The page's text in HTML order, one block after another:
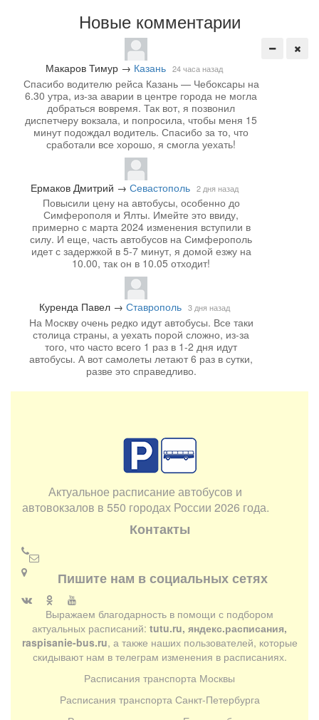
Новые комментарии
Макаров Тимур → Казань 24 часа назад
Спасибо водителю рейса Казань — Чебоксары на
6.30 утра, из-за аварии в центре города не могла
добраться вовремя. Так вот, я позвонил
диспетчеру вокзала, и попросила, чтобы меня 15
минут подождал водитель. Спасибо за то, что
сработали все хорошо, я смогла уехать!
Ермаков Дмитрий → Севастополь 2 дня назад
Повысили цену на автобусы, особенно до
Симферополя и Ялты. Имейте это ввиду,
примерно с марта 2024 изменения вступили в
силу. И еще, часть автобусов на Симферополь
идет с задержкой в 5-7 минут, я домой езжу на
10.00, так он в 10.05 отходит!
Куренда Павел→ Ставрополь 3 дня назад
На Москву очень редко идут автобусы. Все таки
столица страны, а уехать порой сложно, из-за
того, что часто всего 1 раз в 1-2 дня идут
автобусы. А вот самолеты летают 6 раз в сутки,
разве это справедливо.
Актуальное расписание автобусов и
автовокзалов в 550 городах России 2026 года.
Контакты
Пишите нам в социальных сетях
Выражаем благодарность в помощи с подбором
актуальных расписаний: tutu.ru, яндекс.расписания,
raspisanie-bus.ru, а также наших пользователей, которые
скидывают нам в телеграм изменения в расписаниях.
Расписания транспорта Москвы
Расписания транспорта Санкт-Петербурга